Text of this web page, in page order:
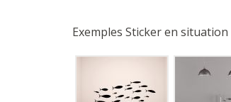
Exemples Sticker en situation